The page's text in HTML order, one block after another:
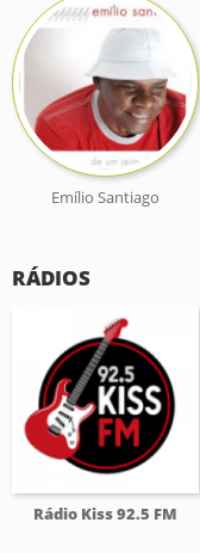
Emílio Santiago
RÁDIOS
Rádio Kiss 92.5 FM